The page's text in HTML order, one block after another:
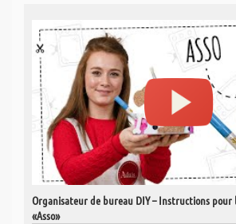
Organisateur de bureau DIY – Instructions pour
«Asso»